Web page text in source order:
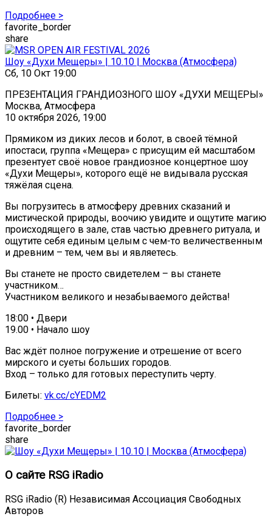
Подробнее >
favorite_border
share
Шоу «Духи Мещеры» | 10.10 | Москва (Атмосфера)
Сб, 10 Окт 19:00
ПРЕЗЕНТАЦИЯ ГРАНДИОЗНОГО ШОУ «ДУХИ МЕЩЕРЫ»
Москва, Атмосфера
10 октября 2026, 19:00
Прямиком из диких лесов и болот, в своей тёмной
ипостаси, группа «Мещера» с присущим ей масштабом
презентует своё новое грандиозное концертное шоу
«Духи Мещеры», которого ещё не видывала русская
тяжёлая сцена.
Вы погрузитесь в атмосферу древних сказаний и
мистической природы, воочию увидите и ощутите магию
происходящего в зале, став частью древнего ритуала, и
ощутите себя единым целым с чем-то величественным
и древним – тем, чем вы и являетесь.
Вы станете не просто свидетелем – вы станете
участником…
Участником великого и незабываемого действа!
18:00 • Двери
19.00 • Начало шоу
Вас ждёт полное погружение и отрешение от всего
мирского и суеты больших городов.
Вход – только для готовых переступить черту.
Билеты: vk.cc/cYEDM2
Подробнее >
favorite_border
share
О сайте RSG iRadio
RSG iRadio (R) Независимая Ассоциация Свободных
Авторов